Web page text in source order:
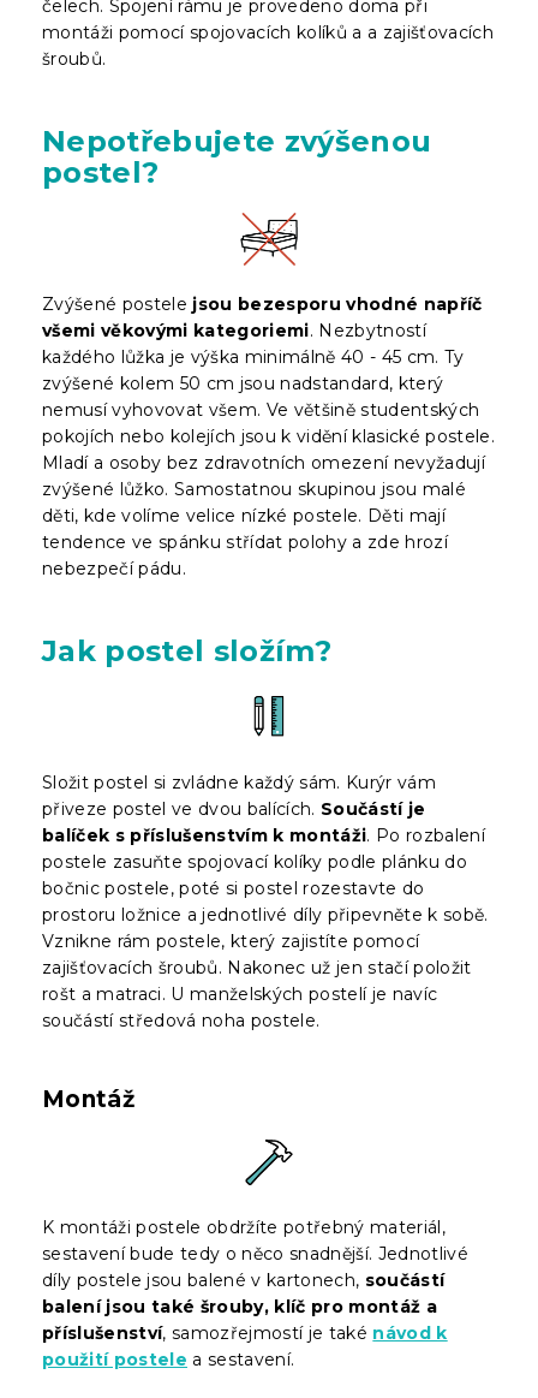
čelech. Spojení rámu je provedeno doma při
montáži pomocí spojovacích kolíků a a zajišťovacích
šroubů.
Nepotřebujete zvýšenou
postel?
Zvýšené postele jsou bezesporu vhodné napříč
všemi věkovými kategoriemi. Nezbytností
každého lůžka je výška minimálně 40 - 45 cm. Ty
zvýšené kolem 50 cm jsou nadstandard, který
nemusí vyhovovat všem. Ve většině studentských
pokojích nebo kolejích jsou k vidění klasické postele.
Mladí a osoby bez zdravotních omezení nevyžadují
zvýšené lůžko. Samostatnou skupinou jsou malé
děti, kde volíme velice nízké postele. Děti mají
tendence ve spánku střídat polohy a zde hrozí
nebezpečí pádu.
Jak postel složím?
Složit postel si zvládne každý sám. Kurýr vám
přiveze postel ve dvou balících. Součástí je
balíček s příslušenstvím k montáži. Po rozbalení
postele zasuňte spojovací kolíky podle plánku do
bočnic postele, poté si postel rozestavte do
prostoru ložnice a jednotlivé díly připevněte k sobě.
Vznikne rám postele, který zajistíte pomocí
zajišťovacích šroubů. Nakonec už jen stačí položit
rošt a matraci. U manželských postelí je navíc
součástí středová noha postele.
Montáž
K montáži postele obdržíte potřebný materiál,
sestavení bude tedy o něco snadnější. Jednotlivé
díly postele jsou balené v kartonech, součástí
balení jsou také šrouby, klíč pro montáž a
příslušenství, samozřejmostí je také návod k
použití postele a sestavení.